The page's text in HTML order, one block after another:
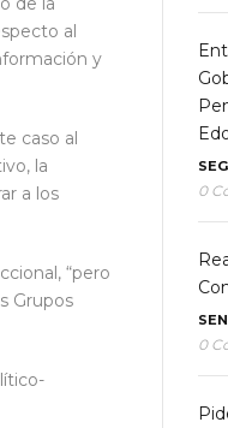
al
y
caso al
la
a los
“pero
Grupos
0
0